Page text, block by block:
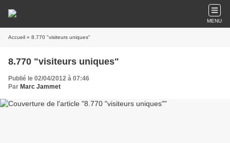
MENU
Accueil » 8.770 "visiteurs uniques"
8.770 "visiteurs uniques"
Publié le 02/04/2012 à 07:46
Par Marc Jammet